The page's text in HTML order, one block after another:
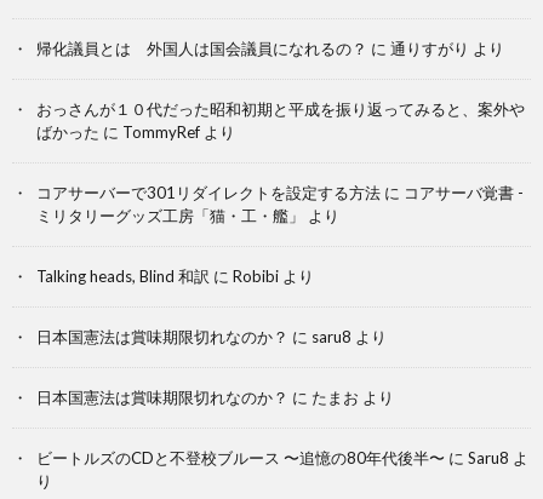
帰化議員とは 外国人は国会議員になれるの？ に 通りすがり より
おっさんが１０代だった昭和初期と平成を振り返ってみると、案外や
ばかった に TommyRef より
コアサーバーで301リダイレクトを設定する方法 に コアサーバ覚書 -
ミリタリーグッズ工房「猫・工・艦」
より
Talking heads, Blind 和訳 に Robibi より
日本国憲法は賞味期限切れなのか？ に saru8 より
日本国憲法は賞味期限切れなのか？ に たまお より
ビートルズのCDと不登校ブルース 〜追憶の80年代後半〜 に Saru8 よ
り